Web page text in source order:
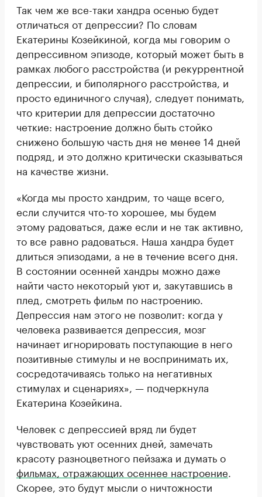
Так чем же все-таки хандра осенью будет
отличаться от депрессии? По словам
Екатерины Козейкиной, когда мы говорим о
депрессивном эпизоде, который может быть в
рамках любого расстройства (и рекуррентной
депрессии, и биполярного расстройства, и
просто единичного случая), следует понимать,
что критерии для депрессии достаточно
четкие: настроение должно быть стойко
снижено большую часть дня не менее 14 дней
подряд, и это должно критически сказываться
на качестве жизни.
«Когда мы просто хандрим, то чаще всего,
если случится что-то хорошее, мы будем
этому радоваться, даже если и не так активно,
то все равно радоваться. Наша хандра будет
длиться эпизодами, а не в течение всего дня.
В состоянии осенней хандры можно даже
найти часто некоторый уют и, закутавшись в
плед, смотреть фильм по настроению.
Депрессия нам этого не позволит: когда у
человека развивается депрессия, мозг
начинает игнорировать поступающие в него
позитивные стимулы и не воспринимать их,
сосредотачиваясь только на негативных
стимулах и сценариях», — подчеркнула
Екатерина Козейкина.
Человек с депрессией вряд ли будет
чувствовать уют осенних дней, замечать
красоту разноцветного пейзажа и думать о
фильмах, отражающих осеннее настроение
Скорее, это будут мысли о ничтожности